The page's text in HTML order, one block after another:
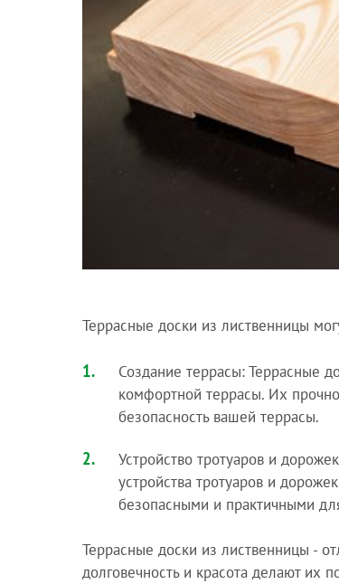
Террасные доски из лиственницы
Создание террасы: Террасные
комфортной террасы. Их
безопасность вашей террасы.
Устройство тротуаров и
устройства тротуаров и
безопасными и практичными
Террасные доски из лиственницы -
долговечность и красота делают их